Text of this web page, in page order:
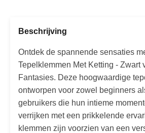
Beschrijving
Ontdek de spannende sensaties
Tepelklemmen Met Ketting - Zwart
Fantasies. Deze hoogwaardige
ontworpen voor zowel beginners
gebruikers die hun intieme
verrijken met een prikkelende
klemmen zijn voorzien van een